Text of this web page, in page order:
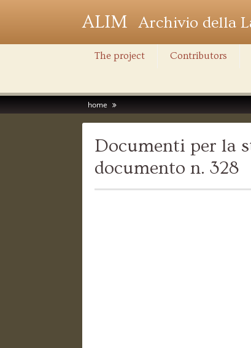
ALIM Archivio della
The project Contributors
home
Documenti per la
documento n. 328